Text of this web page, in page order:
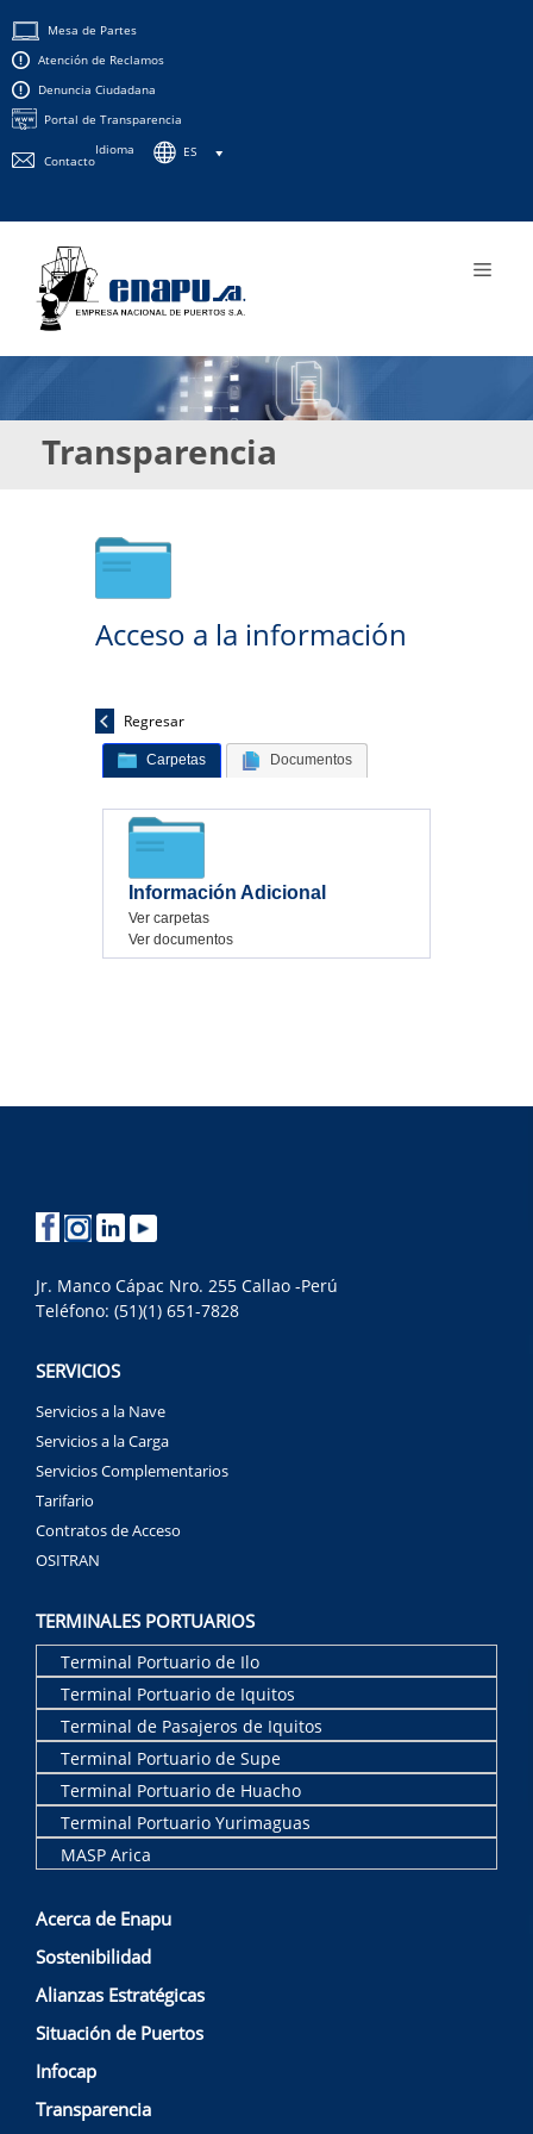
Mesa de Partes
Atención de Reclamos
Denuncia Ciudadana
Portal de Transparencia
Contacto
Idioma ES
Transparencia
Jr. Manco Cápac Nro. 255 Callao -Perú
Teléfono: (51)(1) 651-7828
SERVICIOS
Servicios a la Nave
Servicios a la Carga
Servicios Complementarios
Tarifario
Contratos de Acceso
OSITRAN
TERMINALES PORTUARIOS
Terminal Portuario de Ilo
Terminal Portuario de Iquitos
Terminal de Pasajeros de Iquitos
Terminal Portuario de Supe
Terminal Portuario de Huacho
Terminal Portuario Yurimaguas
MASP Arica
Acerca de Enapu
Sostenibilidad
Alianzas Estratégicas
Situación de Puertos
Infocap
Transparencia